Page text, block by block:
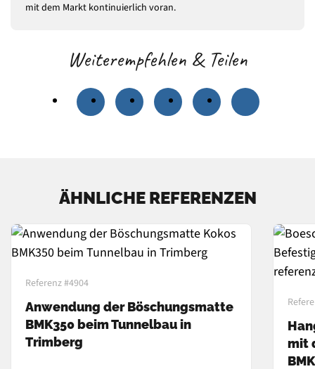
mit dem Markt kontinuierlich voran.
Weiterempfehlen & Teilen
ÄHNLICHE REFERENZEN
Referenz #4904
Anwendung der Böschungsmatte
BMK350 beim Tunnelbau in
Trimberg
mit